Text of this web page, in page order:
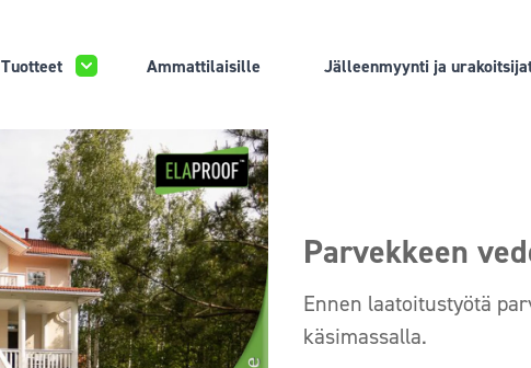
Tuotteet Ammattilaisille Jälleenmyynti ja
Parvekkeen
Ennen laatoitustyötä
käsimassalla.